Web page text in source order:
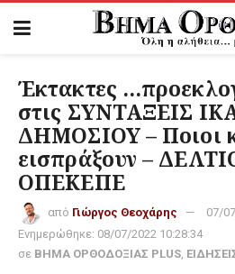
Έκτακτες
στις ΣΥΝΤΑΞΕΙΣ
ΔΗΜΟΣΙΟΥ – Ποιοι
εισπράξουν –
ΟΠΕΚΕΠΕ
από Γιώργος Θεοχάρης
07/
Ενημερώθηκε: 08/07/2022 10:28:34
σε ΒΗΜΑ ΟΡΘΟΔΟΞΙΑΣ PLUS,